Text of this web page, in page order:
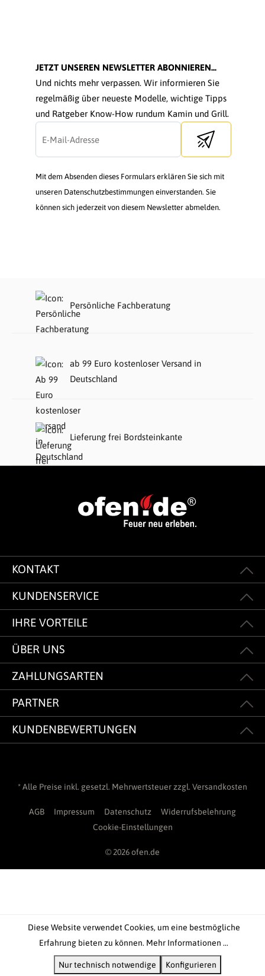
JETZT UNSEREN NEWSLETTER ABONNIEREN...
Und nichts mehr verpassen. Wir informieren Sie
regelmäßig über neueste Modelle, wichtige Tipps
und Ratgeber Know-How rundum Kamin und Grill.
Send newsletter
Mit dem Absenden dieses Formulars erklären Sie sich mit
unseren Datenschutzbestimmungen einverstanden. Sie
können sich jederzeit von diesem Newsletter abmelden.
Persönliche Fachberatung
ab 99 Euro kostenloser Versand in
Deutschland
Lieferung frei Bordsteinkante
KONTAKT
KUNDENSERVICE
IHRE VORTEILE
ÜBER UNS
ZAHLUNGSARTEN
PARTNER
KUNDENBEWERTUNGEN
* Alle Preise inkl. gesetzl. Mehrwertsteuer zzgl. Versandkosten
AGB Impressum Datenschutz
Widerrufsbelehrung
Cookie-Einstellungen
© 2026 ofen.de
Diese Website verwendet Cookies, um eine bestmögliche
Erfahrung bieten zu können. Mehr Informationen ...
Nur technisch notwendige Konfigurieren